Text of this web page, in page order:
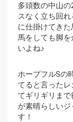
多頭数の中山
スなく立ち回
に仕掛けてき
馬をしても脚
いよね♪
ホープフルSの
てると言った
てギリギリま
が素晴らしい
す！